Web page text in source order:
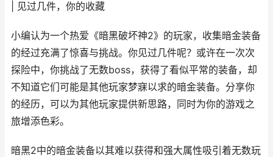
| 见过几件，你的收藏
小编认为一个热爱《暗黑破坏神2》的玩家，收集暗金装备
的经过充满了惊喜与挑战。你见过几件呢？或许在一次次
探险中，你挑战了无数boss，获得了看似平常的装备，却
不知道它们可能是其他玩家梦寐以求的暗金装备。分享你
的经历，可以为其他玩家提供新思路，同时为你的游戏之
旅增添色彩。
暗黑2中的暗金装备以其难以获得和强大属性吸引着无数玩